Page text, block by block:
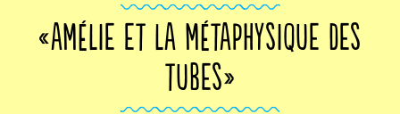
«AMÉLIE ET LA MÉTAPHYSIQUE DES
TUBES»